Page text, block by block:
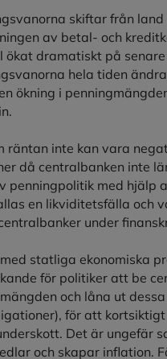
skiftar från
av betal- och
ökat dramatiskt på
hela tiden
ökning i
räntan inte kan vara
då centralbanken inte
penningpolitik med hjälp
en likviditetsfälla och
under
statliga ekonomiska
för politiker att be
och låna ut
för att
Det är ungefär
och skapar inflation.